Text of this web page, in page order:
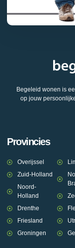
Begeleid wonen is
op jouw
Provincies
Overijssel
Zuid-Holland
Noord-
Holland
Drenthe
Friesland
Groningen